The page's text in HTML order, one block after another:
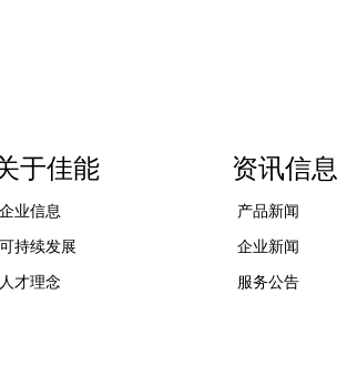
于佳能
企业信息
可持续发展
人才理念
资讯信息
产品新闻
企业新闻
服务公告